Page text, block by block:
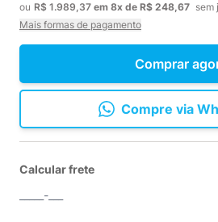
Comprar
ou R$ 1.989,37 em 8x de R$ 248,67 sem
Mais formas de pagamento
Compre via
Calcular frete